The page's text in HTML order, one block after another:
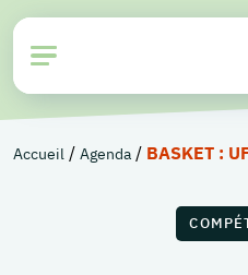
Accueil / Agenda / BASKET :